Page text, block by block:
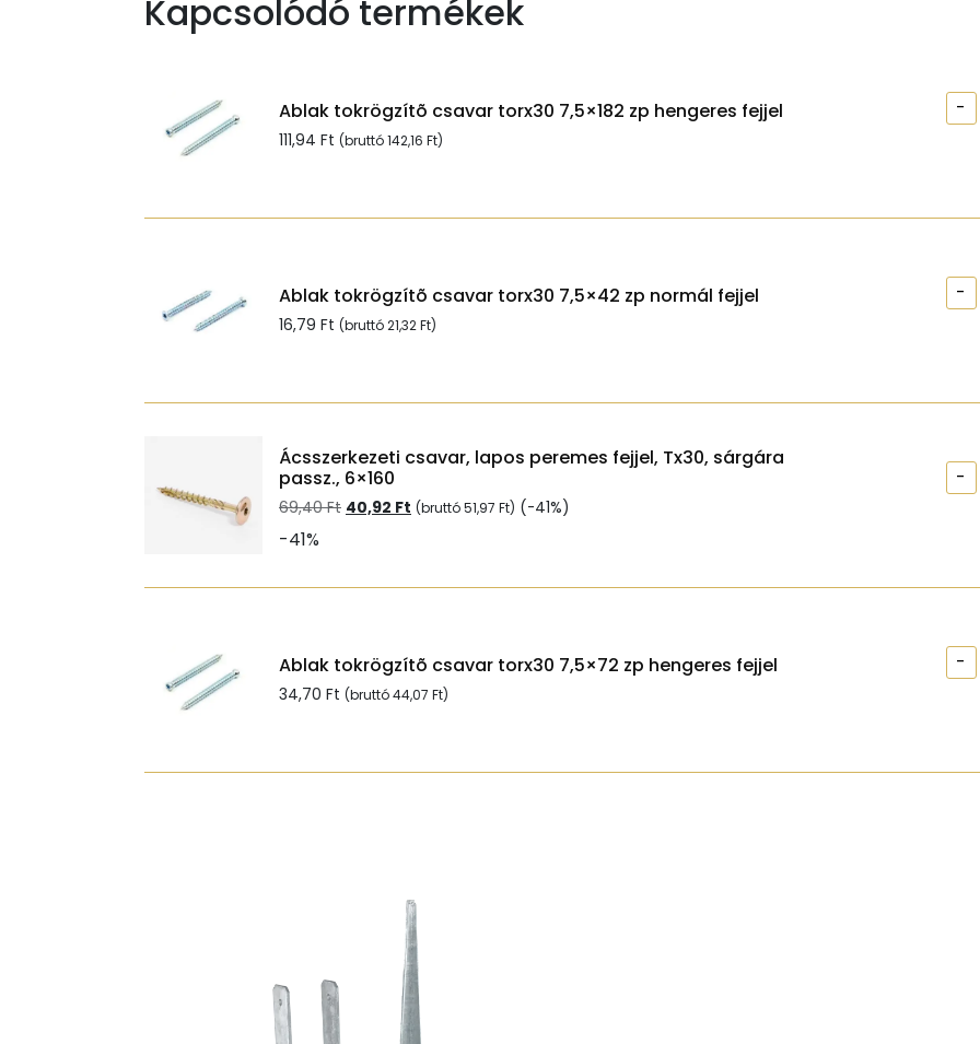
Kapcsolódó termékek
Ablak tokrögzítõ csavar torx30 7,5×182 zp hengeres fejjel
111,94 Ft (bruttó142,16 Ft)
-
Ablak tokrögzítõ csavar torx30 7,5×42 zp normál fejjel
16,79 Ft (bruttó21,32Ft)
-
Ácsszerkezeti csavar, lapos peremes fejjel, Tx30, sárgára
passz., 6×160
69,40Ft Original
40,92 Ft Current
(bruttó51,97 Ft) (-41%)
-41%
-
Ablak tokrögzítõ csavar torx30 7,5×72 zp hengeres fejjel
34,70 Ft (bruttó44,07 Ft)
-